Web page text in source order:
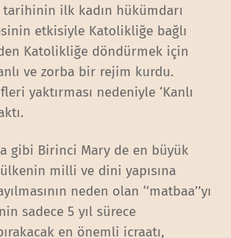
ilk kadın hükümdarı
etkisiyle Katolikliğe bağlı
Katolikliğe döndürmek için
ve zorba bir rejim kurdu.
yaktırması nedeniyle ‘Kanlı
gibi Birinci Mary de en büyük
milli ve dini yapısına
neden olan ‘’matbaa’’yı
sadece 5 yıl sürece
en önemli icraatı,